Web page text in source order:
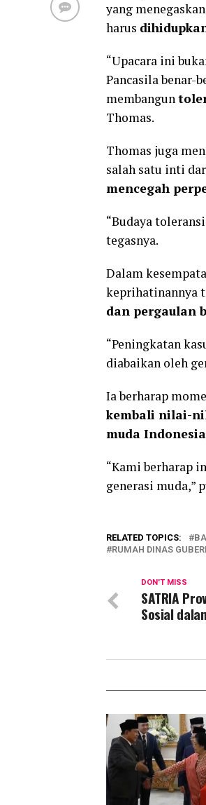
yang
harus
“Upacara ini
Pancasila benar-
membangun
Thomas.
Thomas juga
salah satu inti
mencegah
“Budaya
tegasnya.
Dalam
keprihatinannya
dan pergaulan
“Peningkatan
diabaikan oleh
Ia berharap
kembali nilai-
muda
“Kami berharap
generasi muda,”
RELATED TOPICS:
RUMAH DINAS
DON'T MISS
SATRIA
Sosial